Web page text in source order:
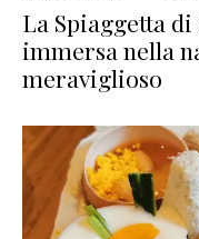
La Spiaggetta
immersa nella
meraviglioso